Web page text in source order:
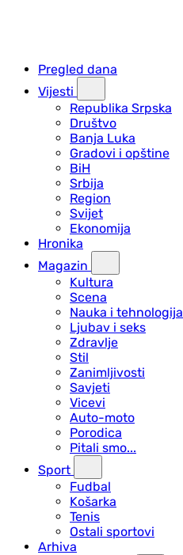
Pregled dana
Vijesti
Republika Srpska
Društvo
Banja Luka
Gradovi i opštine
BiH
Srbija
Region
Svijet
Ekonomija
Hronika
Magazin
Kultura
Scena
Nauka i tehnologija
Ljubav i seks
Zdravlje
Stil
Zanimljivosti
Savjeti
Vicevi
Auto-moto
Porodica
Pitali smo...
Sport
Fudbal
Košarka
Tenis
Ostali sportovi
Arhiva